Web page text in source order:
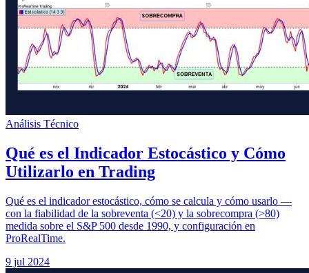
Análisis Técnico
Qué es el Indicador Estocástico y Cómo
Utilizarlo en Trading
Qué es el indicador estocástico, cómo se calcula y cómo usarlo —
con la fiabilidad de la sobreventa (<20) y la sobrecompra (>80)
medida sobre el S&P 500 desde 1990, y configuración en
ProRealTime.
9 jul 2024